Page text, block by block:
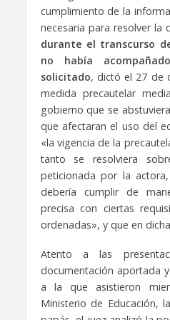
cumplimiento de la
necesaria para resolver la
durante el transcurso
no había
solicitado, dictó el 27 de
medida precautelar
gobierno que se
que afectaran el uso del
«la vigencia dela
tanto se resolviera
peticionada por la
debería cumplir de
precisa con ciertas
ordenadas», y que en
Atento a las
documentación aportada
a la que asistieron
Ministerio de Educación,